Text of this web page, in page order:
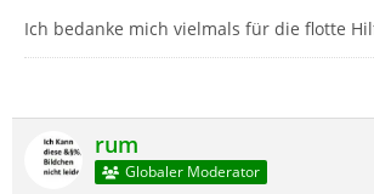
Ich bedanke mich vielmals für die flotte
rum
Globaler Moderator